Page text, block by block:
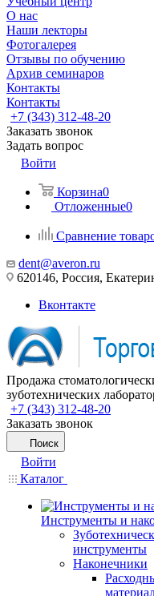
О нас
Наши лекторы
Фотогалерея
Отзывы по обучению
Архив семинаров
Контакты
Контакты
+7 (343) 312-48-20
Заказать звонок
Задать вопрос
Войти
Корзина0
Отложенные0
Сравнение
dent@averon.ru
620146, Россия,
Вконтакте
Продажа
зуботехнических
+7 (343) 312-48-20
Заказать звонок
Поиск
Войти
Каталог
Инструменты и
инструменты
Наконечники